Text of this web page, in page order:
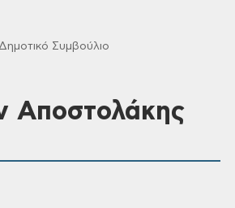
Συμβούλιο
Αποστολάκης